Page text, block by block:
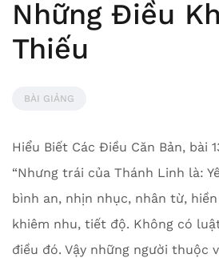
Những Điều
Thiếu
BÀI GIẢNG
Hiểu Biết Các Điều Căn Bản, bài
“Nhưng trái của Thánh Linh là:
bình an, nhịn nhục, nhân từ,
khiêm nhu, tiết độ. Không có
điều đó. Vậy những người thuộc